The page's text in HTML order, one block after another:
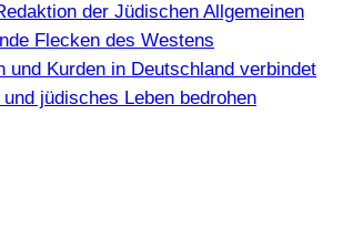
der Jüdischen Allgemeinen
Flecken des Westens
und Kurden in Deutschland verbindet
jüdisches Leben bedrohen